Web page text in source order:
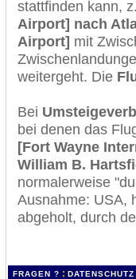
stattfinden kann,
Airport] nach
Airport] mit
weitergeht. Die
Bei
bei denen das
[Fort Wayne
William B.
normalerweise
Ausnahme: USA,
abgeholt, durch
FRAGEN ? : DATENSCHUTZ